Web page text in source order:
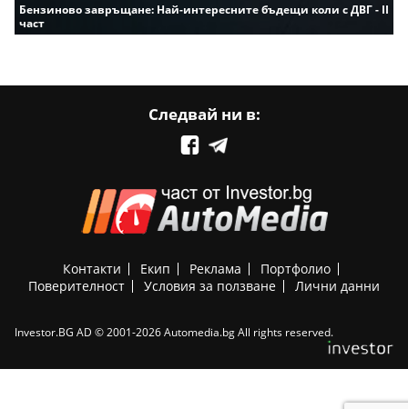
Бензиново завръщане: Най-интересните бъдещи коли с ДВГ - II
част
Следвай ни в:
Контакти Екип Реклама
Портфолио
Поверителност
Условия за ползване Лични данни
Investor.BG AD © 2001-2026 Automedia.bg All rights reserved.